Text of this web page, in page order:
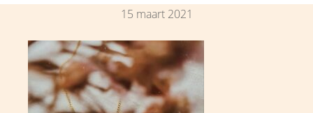
15 maart 2021